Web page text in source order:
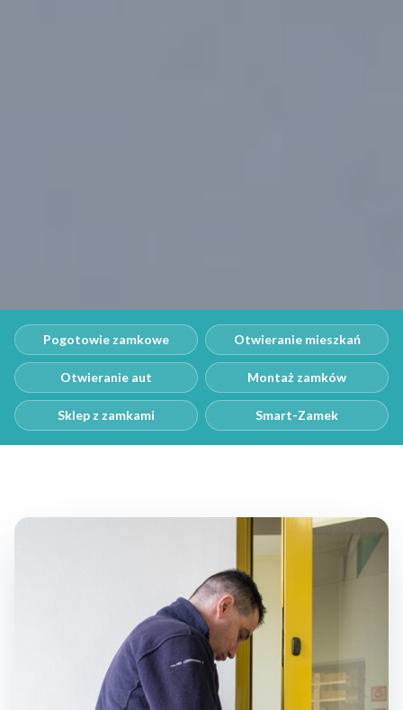
Pogotowie zamkowe Otwieranie mieszkań
Otwieranie aut Montaż zamków
Sklep z zamkami Smart-Zamek